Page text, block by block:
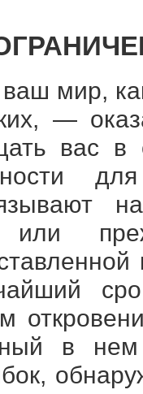
ваш мир,
—
вас в
или
в нем